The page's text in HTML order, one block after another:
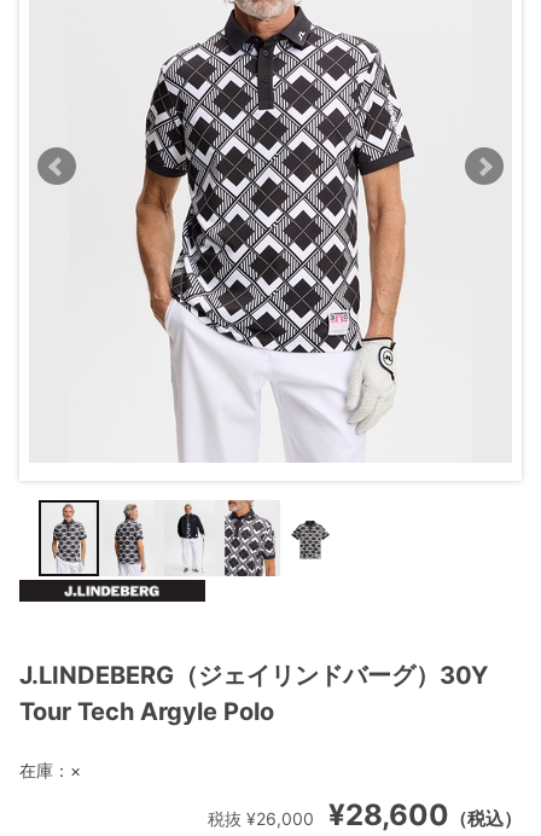
J.LINDEBERG（ジェイリンドバーグ）30Y
Tour Tech Argyle Polo
¥28,600 （税込）
税抜 ¥26,000
在庫： ×